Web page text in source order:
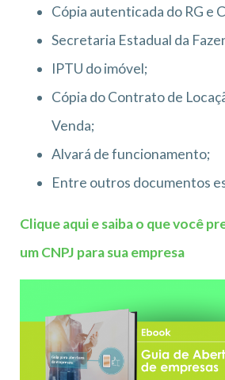
Cópia autenticada do RG e
Secretaria Estadual da
IPTU do imóvel;
Cópia do Contrato de
Venda;
Alvará de funcionamento;
Entre outros documentos
Clique aqui e saiba o que você
um CNPJ para sua empresa